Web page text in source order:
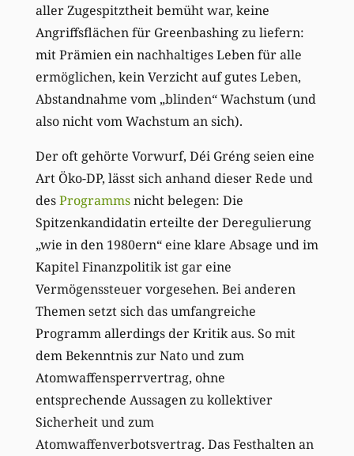
aller Zugespitztheit bemüht war, keine
Angriffsflächen für Greenbashing zu liefern:
mit Prämien ein nachhaltiges Leben für alle
ermöglichen, kein Verzicht auf gutes Leben,
Abstandnahme vom „blinden“ Wachstum (und
also nicht vom Wachstum an sich).
Der oft gehörte Vorwurf, Déi Gréng seien eine
Art Öko-DP, lässt sich anhand dieser Rede und
desProgrammsnicht belegen: Die
Spitzenkandidatin erteilte der Deregulierung
„wie in den 1980ern“ eine klare Absage und im
Kapitel Finanzpolitik ist gar eine
Vermögenssteuer vorgesehen. Bei anderen
Themen setzt sich das umfangreiche
Programm allerdings der Kritik aus. So mit
dem Bekenntnis zur Nato und zum
Atomwaffensperrvertrag, ohne
entsprechende Aussagen zu kollektiver
Sicherheit und zum
Atomwaffenverbotsvertrag. Das Festhalten an